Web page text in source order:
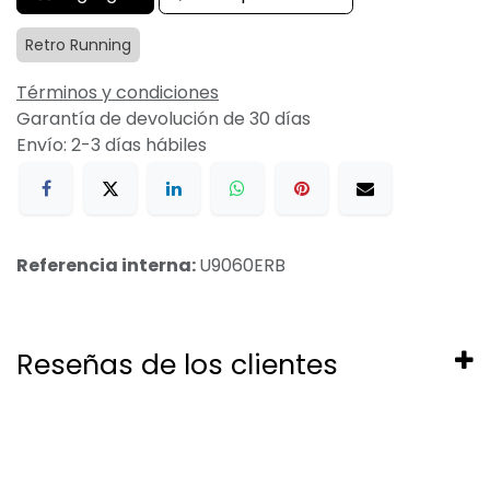
Retro Running
Términos y condiciones
Garantía de devolución de 30 días
Envío: 2-3 días hábiles
Referencia interna:U9060ERB
Reseñas de los clientes